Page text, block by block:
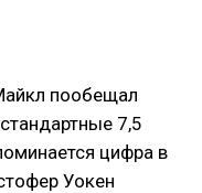
пообещал
7,5
цифра в
Уокен